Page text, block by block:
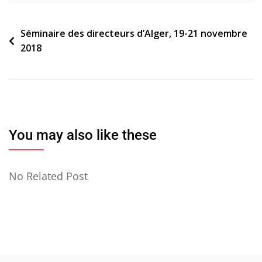
Navigation
de
Séminaire des directeurs d’Alger, 19-21 novembre
2018
You may also like these
No Related Post